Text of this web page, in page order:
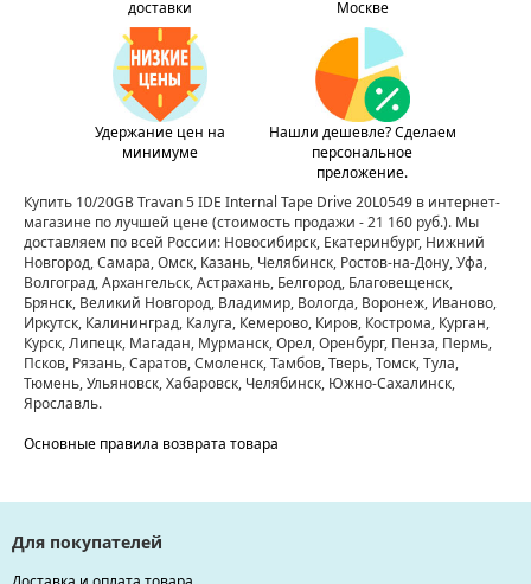
доставки
Москве
Удержание цен на
минимуме
Нашли дешевле? Сделаем
персональное
преложение.
Купить 10/20GB Travan 5 IDE Internal Tape Drive 20L0549 в интернет-
магазине по лучшей цене(стоимость продажи - 21 160 руб.). Мы
доставляем по всей России: Новосибирск, Екатеринбург, Нижний
Новгород, Самара, Омск, Казань, Челябинск, Ростов-на-Дону, Уфа,
Волгоград, Архангельск, Астрахань, Белгород, Благовещенск,
Брянск, Великий Новгород, Владимир, Вологда, Воронеж, Иваново,
Иркутск, Калининград, Калуга, Кемерово, Киров, Кострома, Курган,
Курск, Липецк, Магадан, Мурманск, Орел, Оренбург, Пенза, Пермь,
Псков, Рязань, Саратов, Смоленск, Тамбов, Тверь, Томск, Тула,
Тюмень, Ульяновск, Хабаровск, Челябинск, Южно-Сахалинск,
Ярославль.
Основные правила возврата товара
Для покупателей